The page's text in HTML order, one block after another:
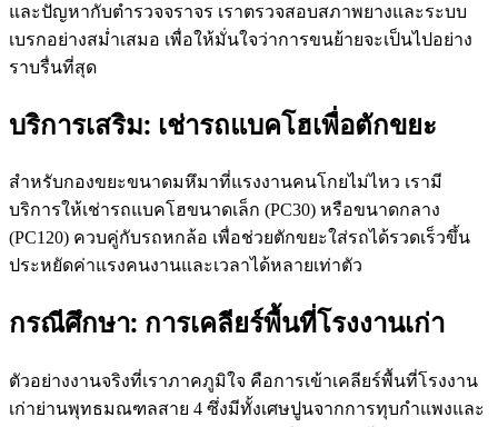
และปัญหากับตำรวจจราจร เราตรวจสอบสภาพยางและระบบ
เบรกอย่างสม่ำเสมอ เพื่อให้มั่นใจว่าการขนย้ายจะเป็นไปอย่าง
ราบรื่นที่สุด
บริการเสริม: เช่ารถแบคโฮเพื่อตักขยะ
สำหรับกองขยะขนาดมหึมาที่แรงงานคนโกยไม่ไหว เรามี
บริการให้เช่ารถแบคโฮขนาดเล็ก (PC30) หรือขนาดกลาง
(PC120) ควบคู่กับรถหกล้อ เพื่อช่วยตักขยะใส่รถได้รวดเร็วขึ้น
ประหยัดค่าแรงคนงานและเวลาได้หลายเท่าตัว
กรณีศึกษา: การเคลียร์พื้นที่โรงงานเก่า
ตัวอย่างงานจริงที่เราภาคภูมิใจ คือการเข้าเคลียร์พื้นที่โรงงาน
เก่าย่านพุทธมณฑลสาย 4 ซึ่งมีทั้งเศษปูนจากการทุบกำแพงและ